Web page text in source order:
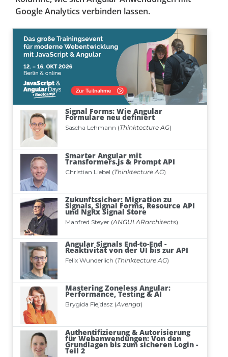
Google Analytics verbinden lassen.